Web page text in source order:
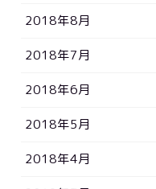
2018年8月
2018年7月
2018年6月
2018年5月
2018年4月